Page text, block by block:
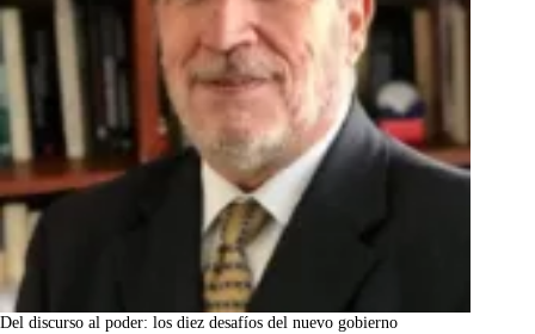
Del discurso al poder: los diez desafíos del nuevo gobierno